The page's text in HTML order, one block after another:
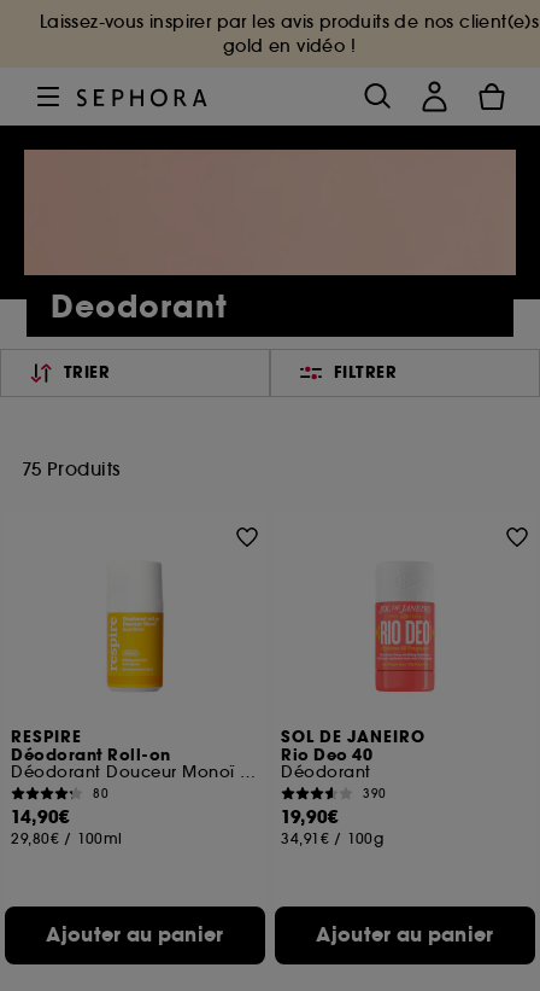
Laissez-vous inspirer par les avis produits de nos client(e)s
gold en vidéo !
Deodorant
TRIER FILTRER
75 Produits
RESPIRE
Déodorant Roll-on
Déodorant Douceur Monoï Efficacité 24H
80
14,90€
29,80€ / 100ml
Ajouter au panier
SOL DE JANEIRO
Rio Deo 40
Déodorant
390
19,90€
34,91€ / 100g
Ajouter au panier